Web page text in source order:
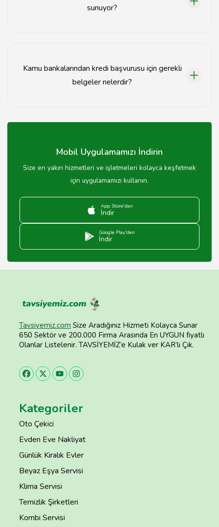
sunuyor?
Kamu bankalarından kredi başvurusu için gerekli
belgeler nelerdir?
genellikle gereklidir.
Mobil Uygulamamızı İndirin
Size en yakın hizmetleri ve işletmeleri kolayca keşfetmek
için uygulamamızı kullanın.
App Store'dan
İndir
Google Play'den
İndir
Tavsiyemiz.com Size Aradığınız Hizmeti Kolayca Sunar
650 Sektör ve 200.000 Firma Arasında En UYGUN fiyatlı
Olanlar Listelenir. TAVSİYEMİZ’e Kulak ver KAR’lı Çık.
Kategoriler
Oto Çekici
Evden Eve Nakliyat
Günlük Kiralık Evler
Beyaz Eşya Servisi
Klima Servisi
Temizlik Şirketleri
Kombi Servisi